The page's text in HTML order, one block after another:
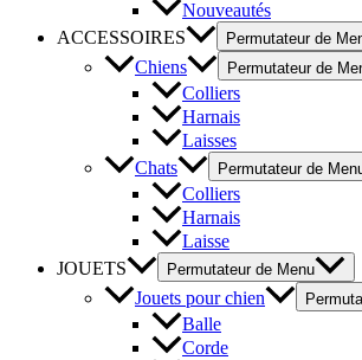
Nouveautés
ACCESSOIRES
Permutateur de
Chiens Permutateur de
Colliers
Harnais
Laisses
Chats
Permutateur de
Colliers
Harnais
Laisse
JOUETS
Permutateur de Menu
Jouets pour chien
Balle
Corde